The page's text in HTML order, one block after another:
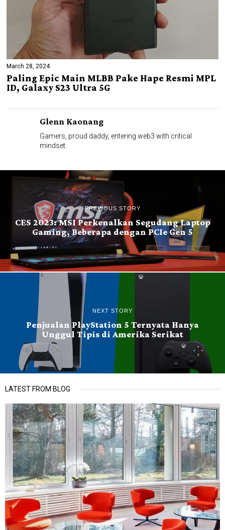
March 28, 2024
Paling Epic Main MLBB Pake Hape Resmi MPL
ID, Galaxy S23 Ultra 5G
Glenn Kaonang
Gamers, proud daddy, entering web3 with critical
mindset.
PREVIOUS STORY
CES 2023: MSI Perkenalkan Segudang Laptop
Gaming, Beberapa dengan PCIe Gen 5
NEXT STORY
Penjualan PlayStation 5 Ternyata Hanya
Unggul Tipis di Amerika Serikat
LATEST FROM BLOG